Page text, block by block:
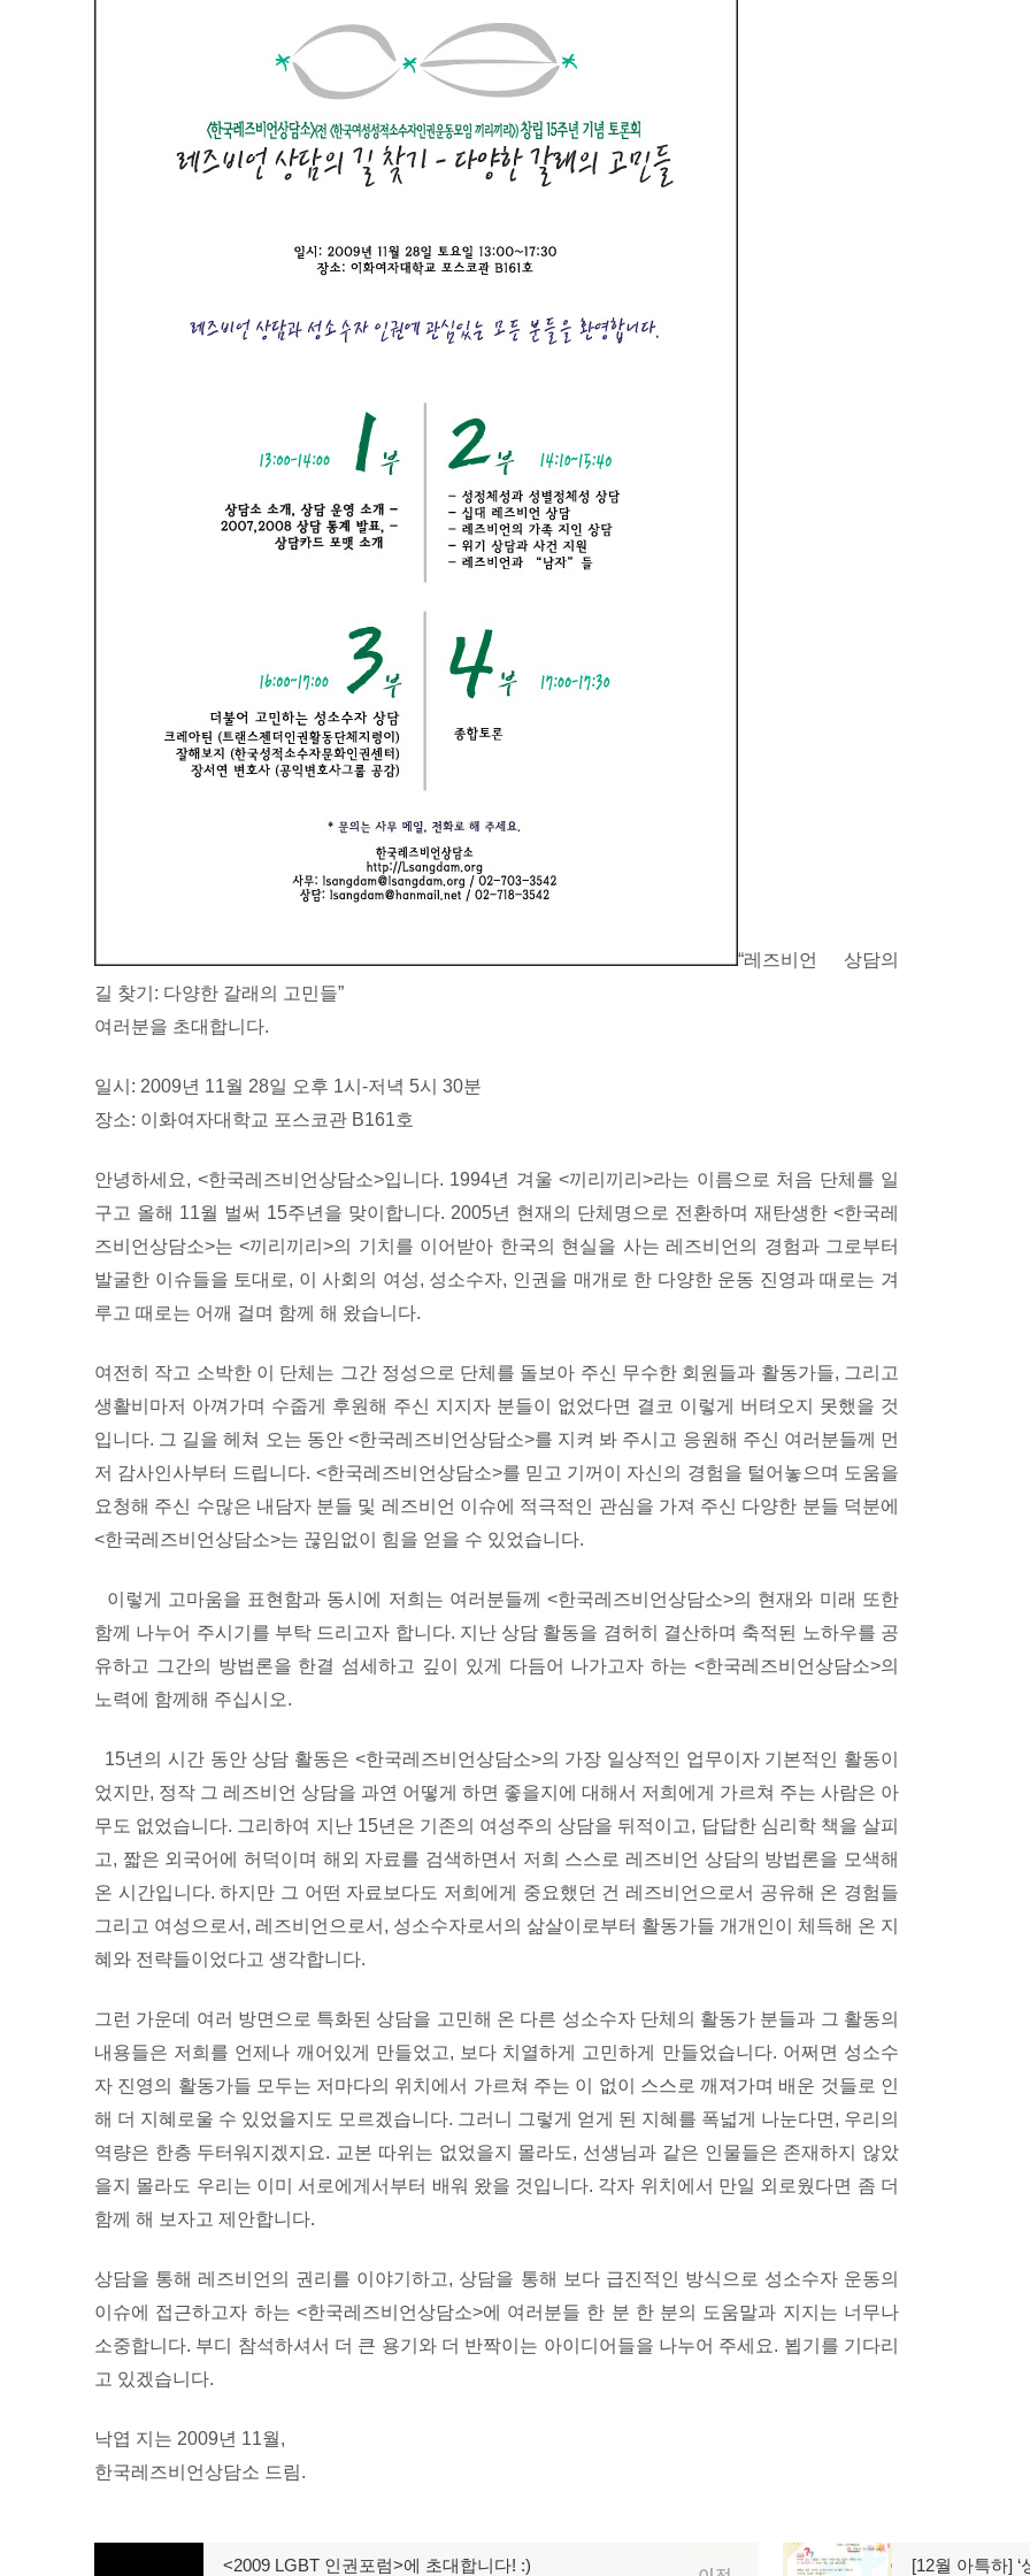
“레즈비언 상담의
길 찾기: 다양한 갈래의 고민들”
여러분을 초대합니다.
일시: 2009년 11월 28일 오후 1시-저녁 5시 30분
장소: 이화여자대학교 포스코관 B161호
안녕하세요, <한국레즈비언상담소>입니다. 1994년 겨울 <끼리끼리>라는 이름으로 처음 단체를 일
구고 올해 11월 벌써 15주년을 맞이합니다. 2005년 현재의 단체명으로 전환하며 재탄생한 <한국레
즈비언상담소>는 <끼리끼리>의 기치를 이어받아 한국의 현실을 사는 레즈비언의 경험과 그로부터
발굴한 이슈들을 토대로, 이 사회의 여성, 성소수자, 인권을 매개로 한 다양한 운동 진영과 때로는 겨
루고 때로는 어깨 걸며 함께 해 왔습니다.
여전히 작고 소박한 이 단체는 그간 정성으로 단체를 돌보아 주신 무수한 회원들과 활동가들, 그리고
생활비마저 아껴가며 수줍게 후원해 주신 지지자 분들이 없었다면 결코 이렇게 버텨오지 못했을 것
입니다. 그 길을 헤쳐 오는 동안 <한국레즈비언상담소>를 지켜 봐 주시고 응원해 주신 여러분들께 먼
저 감사인사부터 드립니다. <한국레즈비언상담소>를 믿고 기꺼이 자신의 경험을 털어놓으며 도움을
요청해 주신 수많은 내담자 분들 및 레즈비언 이슈에 적극적인 관심을 가져 주신 다양한 분들 덕분에
<한국레즈비언상담소>는 끊임없이 힘을 얻을 수 있었습니다.
이렇게 고마움을 표현함과 동시에 저희는 여러분들께 <한국레즈비언상담소>의 현재와 미래 또한
함께 나누어 주시기를 부탁 드리고자 합니다. 지난 상담 활동을 겸허히 결산하며 축적된 노하우를 공
유하고 그간의 방법론을 한결 섬세하고 깊이 있게 다듬어 나가고자 하는 <한국레즈비언상담소>의
노력에 함께해 주십시오.
15년의 시간 동안 상담 활동은 <한국레즈비언상담소>의 가장 일상적인 업무이자 기본적인 활동이
었지만, 정작 그 레즈비언 상담을 과연 어떻게 하면 좋을지에 대해서 저희에게 가르쳐 주는 사람은 아
무도 없었습니다. 그리하여 지난 15년은 기존의 여성주의 상담을 뒤적이고, 답답한 심리학 책을 살피
고, 짧은 외국어에 허덕이며 해외 자료를 검색하면서 저희 스스로 레즈비언 상담의 방법론을 모색해
온 시간입니다. 하지만 그 어떤 자료보다도 저희에게 중요했던 건 레즈비언으로서 공유해 온 경험들
그리고 여성으로서, 레즈비언으로서, 성소수자로서의 삶살이로부터 활동가들 개개인이 체득해 온 지
혜와 전략들이었다고 생각합니다.
그런 가운데 여러 방면으로 특화된 상담을 고민해 온 다른 성소수자 단체의 활동가 분들과 그 활동의
내용들은 저희를 언제나 깨어있게 만들었고, 보다 치열하게 고민하게 만들었습니다. 어쩌면 성소수
자 진영의 활동가들 모두는 저마다의 위치에서 가르쳐 주는 이 없이 스스로 깨져가며 배운 것들로 인
해 더 지혜로울 수 있었을지도 모르겠습니다. 그러니 그렇게 얻게 된 지혜를 폭넓게 나눈다면, 우리의
역량은 한층 두터워지겠지요. 교본 따위는 없었을지 몰라도, 선생님과 같은 인물들은 존재하지 않았
을지 몰라도 우리는 이미 서로에게서부터 배워 왔을 것입니다. 각자 위치에서 만일 외로웠다면 좀 더
함께 해 보자고 제안합니다.
상담을 통해 레즈비언의 권리를 이야기하고, 상담을 통해 보다 급진적인 방식으로 성소수자 운동의
이슈에 접근하고자 하는 <한국레즈비언상담소>에 여러분들 한 분 한 분의 도움말과 지지는 너무나
소중합니다. 부디 참석하셔서 더 큰 용기와 더 반짝이는 아이디어들을 나누어 주세요. 뵙기를 기다리
고 있겠습니다.
낙엽 지는 2009년 11월,
한국레즈비언상담소 드림.
<2009 LGBT 인권포럼>에 초대합니다! :) 다 [12월 아특하] ‘